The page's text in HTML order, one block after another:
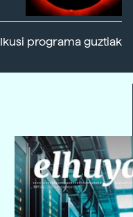
Ikusi programa guztiak